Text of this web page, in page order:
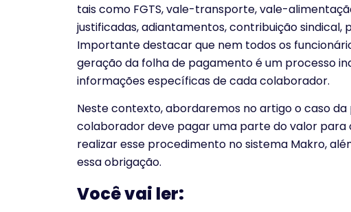
tais como FGTS, vale-transporte, vale-
justificadas, adiantamentos, contribuição sindical,
Importante destacar que nem todos os
geração da folha de pagamento é um processo
informações específicas de cada colaborador.
Neste contexto, abordaremos no artigo o caso
colaborador deve pagar uma parte do valor
realizar esse procedimento no sistema Makro,
essa obrigação.
Você vai ler: